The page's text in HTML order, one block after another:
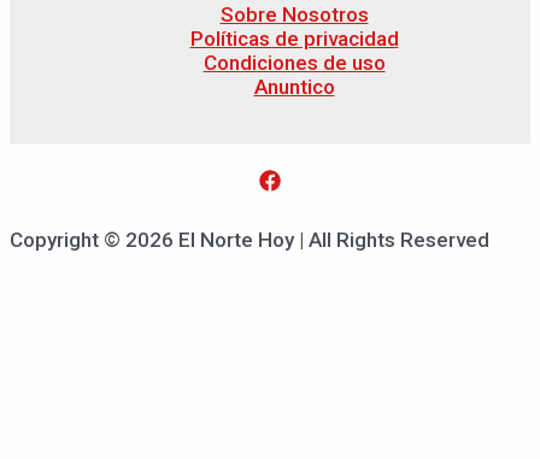
Sobre Nosotros
Políticas de privacidad
Condiciones de uso
Anuntico
Copyright © 2026 El Norte Hoy | All Rights Reserved